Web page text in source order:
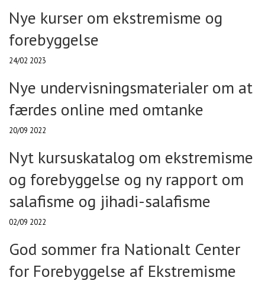
Nye kurser om ekstremisme og
forebyggelse
24/02 2023
Nye undervisningsmaterialer om at
færdes online med omtanke
20/09 2022
Nyt kursuskatalog om ekstremisme
og forebyggelse og ny rapport om
salafisme og jihadi-salafisme
02/09 2022
God sommer fra Nationalt Center
for Forebyggelse af Ekstremisme